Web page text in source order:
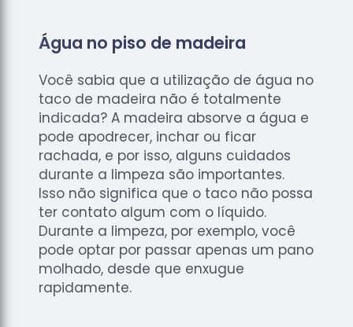
Água no piso de madeira
Você sabia que a utilização de água no
taco de madeira não é totalmente
indicada? A madeira absorve a água e
pode apodrecer, inchar ou ficar
rachada, e por isso, alguns cuidados
durante a limpeza são importantes.
Isso não significa que o taco não possa
ter contato algum com o líquido.
Durante a limpeza, por exemplo, você
pode optar por passar apenas um pano
molhado, desde que enxugue
rapidamente.